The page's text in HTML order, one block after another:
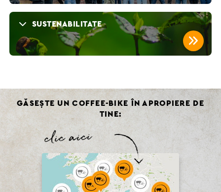
.
SUSTENABILITATE
GĂSEȘTE UN COFFEE-BIKE ÎN APROPIERE DE
TINE: